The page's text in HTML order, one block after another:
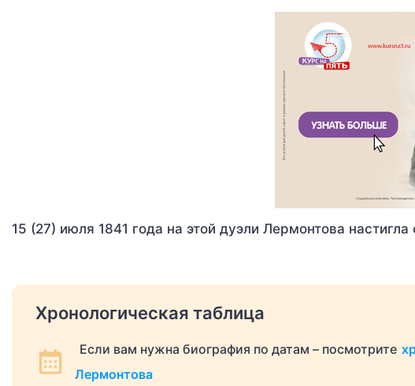
15 (27) июля 1841 года на этой дуэли Лермонтова настигла
Хронологическая таблица
Если вам нужна биография по датам – посмотрите
Лермонтова